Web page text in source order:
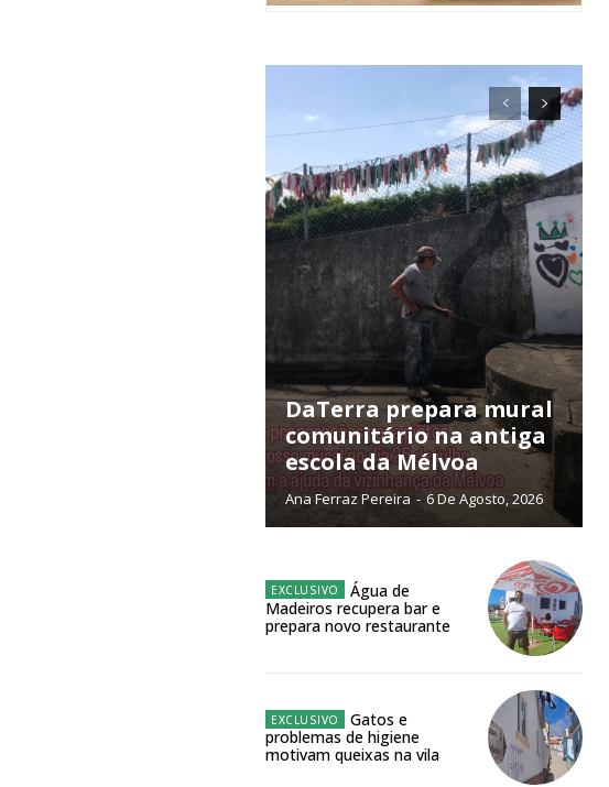
DaTerra prepara mural
comunitário na antiga
escola da Mélvoa
Ana Ferraz Pereira - 6 De Agosto, 2026
Água de
Madeiros recupera bar e
prepara novo restaurante
Gatos e
problemas de higiene
motivam queixas na vila